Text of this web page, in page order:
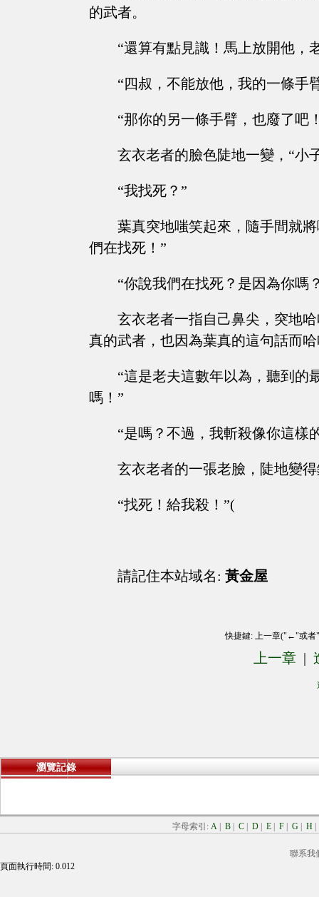
的武者。
“還算有點見識！馬上放開他，
“四叔，不能放他，我的一條手
“那你的另一條手臂，也廢了吧
玄衣老者的臉色陡地一變，“小
“我找死？”
葉真突地嗤笑起來，隨手間就
們在找死！”
“你說我們在找死？是因為你嗎
玄衣老者一指自己鼻尖，突地
真的武者，也因為葉真的這句話而
“這是老夫這數年以為，聽到的
嗎！”
“是嗎？不過，我斬殺像你這樣
玄衣老者的一張老臉，陡地變
“找死！給我殺！”(
請記住本站域名: 黃金屋
快捷鍵: 上一章("←"或
上一章 |
瀏覽記錄
字母索引: A B C D E F G H
聯系我
頁面執行時間: 0.012